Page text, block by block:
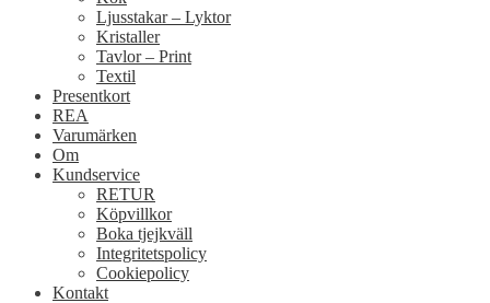
Ljusstakar – Lyktor
Kristaller
Tavlor – Print
Textil
Presentkort
REA
Varumärken
Om
Kundservice
RETUR
Köpvillkor
Boka tjejkväll
Integritetspolicy
Cookiepolicy
Kontakt